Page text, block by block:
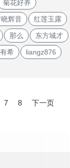
菊花好养
辉音 红莲玉露
那么 东方城才
希 liangz876
7 8 下一页